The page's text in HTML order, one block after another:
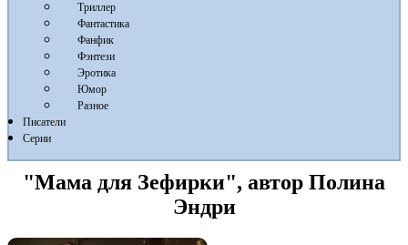
Триллер
Фантастика
Фанфик
Фэнтези
Эротика
Юмор
Разное
Писатели
Серии
"Мама для Зефирки", автор Полина
Эндри